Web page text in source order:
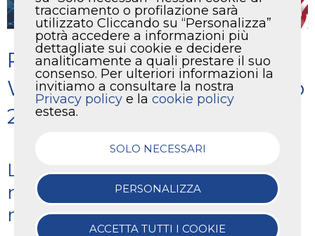
Partecipazione di VMC
World al Best Practices Expo
2025
L'appuntamento per eccellenza
nel settore dell'aria compressa
negli Stati Uniti
tracciamento o profilazione sarà
utilizzato Cliccando su “Personalizza”
potrà accedere a informazioni più
dettagliate sui cookie e decidere
analiticamente a quali prestare il suo
consenso. Per ulteriori informazioni la
invitiamo a consultare la nostra
Privacy policy e la cookie policy
estesa.
SOLO NECESSARI
PERSONALIZZA
ACCETTA TUTTI I COOKIE